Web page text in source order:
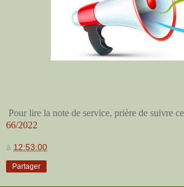
Pour lire la note de service, prière de suivre
66/2022
à 12:53:00
Partager